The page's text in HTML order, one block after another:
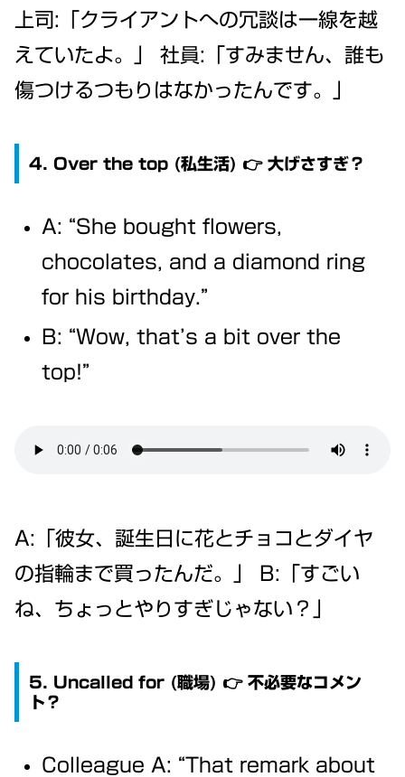
上司:「クライアントへの冗談は一線を越
えていたよ。」 社員:「すみません、誰も
傷つけるつもりはなかったんです。」
4. Over the top (私生活) 👉 大げさすぎ？
A: “She bought flowers,
chocolates, and a diamond ring
for his birthday.”
B: “Wow, that’s a bit over the
top!”
A:「彼女、誕生日に花とチョコとダイヤ
の指輪まで買ったんだ。」 B:「すごい
ね、ちょっとやりすぎじゃない？」
5. Uncalled for (職場) 👉 不必要なコメン
ト？
Colleague A: “That remark about